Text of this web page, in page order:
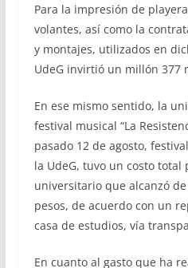
Para la impresión de
volantes, así como la
y montajes, utilizados en
UdeG invirtió un millón 377
En ese mismo sentido, la
festival musical “La
pasado 12 de agosto,
la UdeG, tuvo un costo
universitario que alcanzó
pesos, de acuerdo con un
casa de estudios, vía
En cuanto al gasto que ha